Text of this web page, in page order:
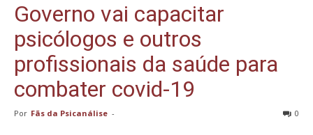
Governo vai capacitar
psicólogos e outros
profissionais da saúde para
combater covid-19
Por Fãs da Psicanálise - 0